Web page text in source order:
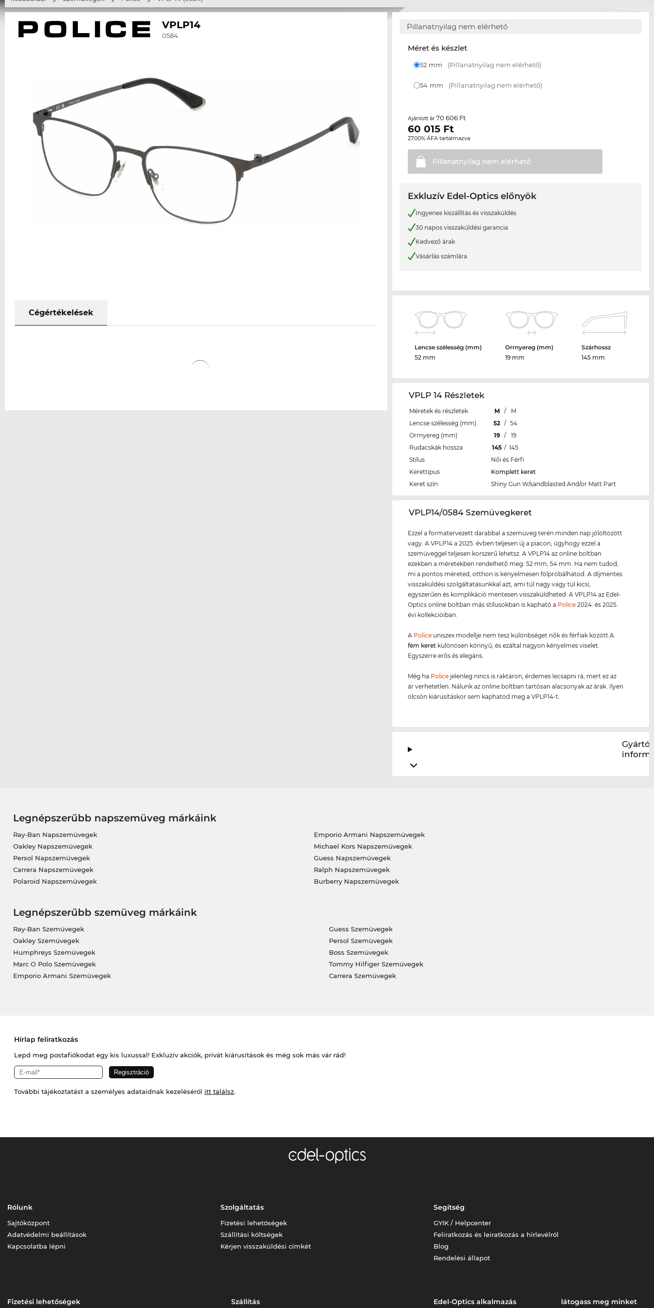
VPLP14
0584
Cégértékelések
Pillanatnyilag nem elérhető
Méret és készlet
52 mm (Pillanatnyilag nem elérhető)
54 mm (Pillanatnyilag nem elérhető)
Ajánlott ár70 606 Ft
60 015 Ft
27.00% ÁFA tartalmazva
Pillanatnyilag nem elérhető
Exkluzív Edel-Optics előnyök
Ingyenes kiszállítás és visszaküldés
30 napos visszaküldési garancia
Kedvező árak
Vásárlás számlára
Lencse szélesség (mm)
52 mm
Orrnyereg (mm)
19 mm
Szárhossz
145 mm
VPLP 14 Részletek
Méretek és részletek M /
M
Lencse szélesség (mm)
52 / 54
Orrnyereg (mm)
19 /
19
Rudacskák hossza
145 / 145
Stílus
Női és Férfi
Kerettipus
Komplett keret
Keret szín
Shiny Gun W/sandblasted And/or Matt Part
‌VPLP14/0584 Szemüvegkeret
Ezzel a formatervezett darabbal a szemüveg terén minden nap jólöltözött
vagy. A VPLP14 a 2025. évben teljesen új a piacon, úgyhogy ezzel a
szemüveggel teljesen korszerű lehetsz. A VPLP14 az online boltban
ezekben a méretekben rendelhető meg: 52 mm, 54 mm. Ha nem tudod,
mi a pontos méreted, otthon is kényelmesen fölpróbálhatod. A díjmentes
visszaküldési szolgáltatásunkkal azt, ami túl nagy vagy túl kicsi,
egyszerűen és komplikáció mentesen visszaküldheted. A VPLP14 az Edel-
Optics online boltban más stílusokban is kapható a Police 2024. és 2025.
évi kollekcióiban.
A Police uniszex modellje nem tesz különbséget nők és férfiak között.A
fém keret különösen könnyű, és ezáltal nagyon kényelmes viselet.
Egyszerre erős és elegáns.
Még ha Police jelenleg nincs is raktáron, érdemes lecsapni rá, mert ez az
ár verhetetlen. Nálunk az online boltban tartósan alacsonyak az árak. Ilyen
olcsón kiárusításkor sem kaphatod meg a VPLP14-t.
Gyártói
Legnépszerűbb napszemüveg márkáink
Ray-Ban Napszemüvegek
Oakley Napszemüvegek
Persol Napszemüvegek
Carrera Napszemüvegek
Polaroid Napszemüvegek
Emporio Armani Napszemüvegek
Michael Kors Napszemüvegek
Guess Napszemüvegek
Ralph Napszemüvegek
Burberry Napszemüvegek
Legnépszerűbb szemüveg márkáink
Ray-Ban Szemüvegek
Oakley Szemüvegek
Humphreys Szemüvegek
Marc O Polo Szemüvegek
Emporio Armani Szemüvegek
Guess Szemüvegek
Persol Szemüvegek
Boss Szemüvegek
Tommy Hilfiger Szemüvegek
Carrera Szemüvegek
Hírlap feliratkozás
Lepd meg postafiókodat egy kis luxussal! Exkluzív akciók, privát kiárusítások és még sok más vár rád!
További tájékoztatást a személyes adataidnak kezeléséről itt találsz.
Rólunk
Sajtóközpont
Adatvédelmi beállítások
Kapcsolatba lépni
Szolgáltatás
Fizetési lehetőségek
Szállítási költségek
Kérjen visszaküldési címkét
Segítség
GYIK / Helpcenter
Feliratkozás és leiratkozás a hírlevélről
Blog
Rendelési állapot
Fizetési lehetőségek Szállítás Edel-Optics alkalmazás látogass meg minket